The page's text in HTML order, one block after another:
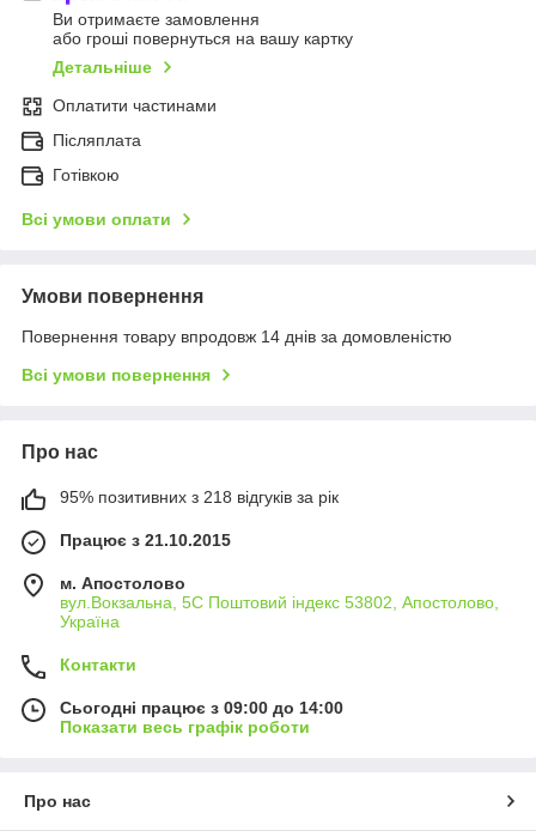
Ви отримаєте замовлення
або гроші повернуться на вашу картку
Детальніше
Оплатити частинами
Післяплата
Готівкою
Всі умови оплати
Умови повернення
Повернення товару впродовж 14 днів за домовленістю
Всі умови повернення
Про нас
95% позитивних з 218 відгуків за рік
Працює з 21.10.2015
м. Апостолово
вул.Вокзальна, 5С Поштовий індекс 53802, Апостолово,
Україна
Контакти
Сьогодні працює з 09:00 до 14:00
Показати весь графік роботи
Про нас